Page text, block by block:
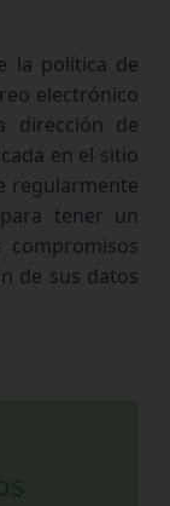
la política de
electrónico
dirección de
en el sitio
regularmente
tener un
de sus datos